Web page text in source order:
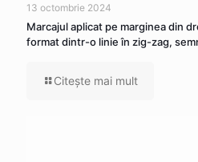
13 octombrie 2024
Marcajul aplicat pe marginea din
format dintr-o linie în zig-zag,
Citeşte mai mult